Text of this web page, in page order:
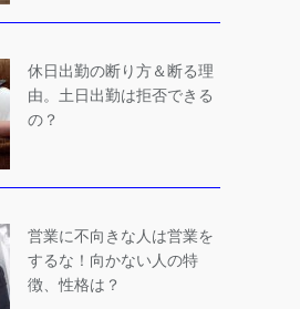
休日出勤の断り方＆断る理
由。土日出勤は拒否できる
の？
営業に不向きな人は営業を
するな！向かない人の特
徴、性格は？